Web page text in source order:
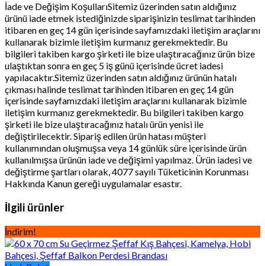
İade ve Değişim KoşullarıSitemiz üzerinden satın aldığınız
ürünü iade etmek istediğinizde siparişinizin teslimat tarihinden
itibaren en geç 14 gün içerisinde sayfamızdaki iletişim araçlarını
kullanarak bizimle iletişim kurmanız gerekmektedir. Bu
bilgileri takiben kargo şirketi ile bize ulaştıracağınız ürün bize
ulaştıktan sonra en geç 5 iş günü içerisinde ücret iadesi
yapılacaktır.Sitemiz üzerinden satın aldığınız ürünün hatalı
çıkması halinde teslimat tarihinden itibaren en geç 14 gün
içerisinde sayfamızdaki iletişim araçlarını kullanarak bizimle
iletişim kurmanız gerekmektedir. Bu bilgileri takiben kargo
şirketi ile bize ulaştıracağınız hatalı ürün yenisi ile
değiştirilecektir. Sipariş edilen ürün hatası müşteri
kullanımından oluşmuşsa veya 14 günlük süre içerisinde ürün
kullanılmışsa ürünün iade ve değişimi yapılmaz. Ürün iadesi ve
değiştirme şartları olarak, 4077 sayılı Tüketicinin Korunması
Hakkında Kanun gereği uygulamalar esastır.
İlgili ürünler
İndirim!